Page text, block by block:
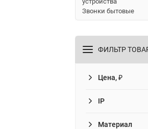
Звонки бытовые
ФИЛЬТР
Цена, ₽
IP
Материал